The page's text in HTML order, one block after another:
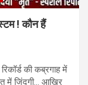
! कौन हैं
की कब्रगाह में
में जिंदगी… आखिर